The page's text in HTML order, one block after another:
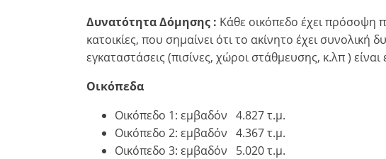
Δυνατότητα Δόμησης : Κάθε οικόπεδο έχει πρόσοψη
κατοικίες, που σημαίνει ότι το ακίνητο έχει συνολική
εγκαταστάσεις (πισίνες, χώροι στάθμευσης, κ.λπ )
Οικόπεδα
Οικόπεδο 1: εμβαδόν 4.827 τ.μ.
Οικόπεδο 2: εμβαδόν 4.367 τ.μ.
Οικόπεδο 3: εμβαδόν 5.020 τ.μ.
Μονάδες
m/km/m²
ft/mi/ft²